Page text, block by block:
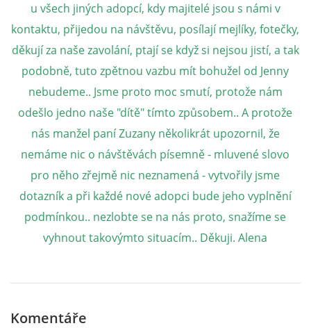
JAK NÁM POMOCI
NAPSALI O NÁS
NATÁČENÍ V TELEVIZI
AKCE
SLUŽBY
HISTORIE - 2010 - 2020
u všech jiných adopcí, kdy majitelé jsou s námi v
kontaktu, přijedou na návštěvu, posílají mejlíky, fotečky,
děkují za naše zavolání, ptají se když si nejsou jistí, a tak
podobně, tuto zpětnou vazbu mít bohužel od Jenny
nebudeme.. Jsme proto moc smutí, protože nám
odešlo jedno naše "dítě" tímto způsobem.. A protože
nás manžel paní Zuzany několikrát upozornil, že
nemáme nic o návštěvách písemně - mluvené slovo
pro něho zřejmě nic neznamená - vytvořily jsme
dotazník a při každé nové adopci bude jeho vyplnění
podmínkou.. nezlobte se na nás proto, snažíme se
vyhnout takovýmto situacím.. Děkuji. Alena
Komentáře